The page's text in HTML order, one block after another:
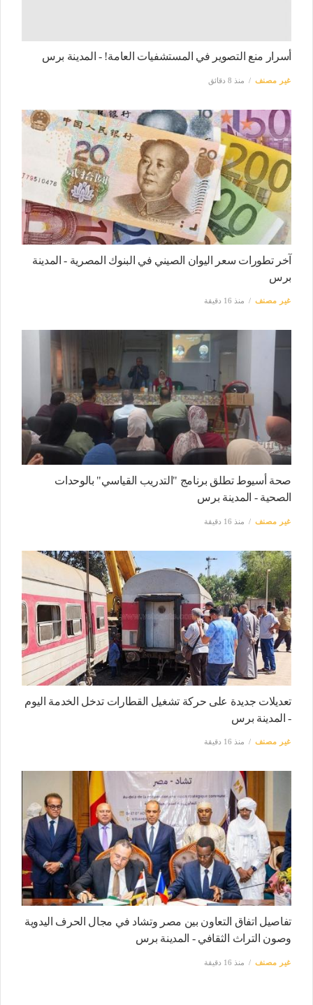
أسرار منع التصوير في المستشفيات العامة! - المدينة برس
غير مصنف منذ 8 دقائق
آخر تطورات سعر اليوان الصيني في البنوك المصرية - المدينة
برس
غير مصنف منذ 16 دقيقة
صحة أسيوط تطلق برنامج "التدريب القياسي" بالوحدات
الصحية - المدينة برس
غير مصنف منذ 16 دقيقة
تعديلات جديدة على حركة تشغيل القطارات تدخل الخدمة اليوم
- المدينة برس
غير مصنف منذ 16 دقيقة
تفاصيل اتفاق التعاون بين مصر وتشاد في مجال الحرف اليدوية
وصون التراث الثقافي - المدينة برس
غير مصنف منذ 16 دقيقة